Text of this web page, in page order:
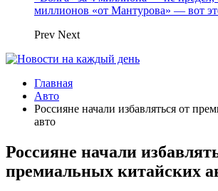
миллионов «от Мантурова» — вот
Prev Next
Главная
Авто
Россияне начали избавляться от
авто
Россияне начали
премиальных китайских